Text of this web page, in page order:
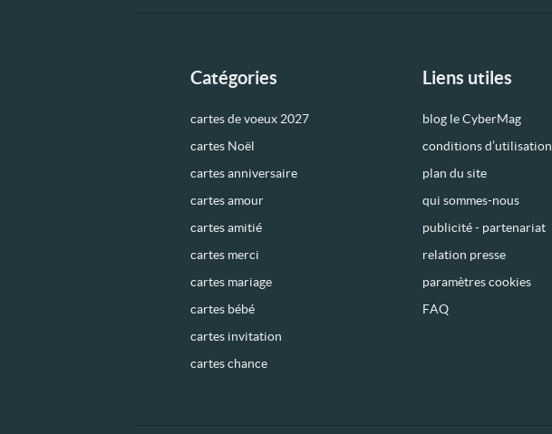
Catégories
cartes de voeux 2027
cartes Noël
cartes anniversaire
cartes amour
cartes amitié
cartes merci
cartes mariage
cartes bébé
cartes invitation
cartes chance
Liens utiles
blog le CyberMag
conditions d’utilisation
plan du site
qui sommes-nous
publicité - partenariat
relation presse
paramètres cookies
FAQ